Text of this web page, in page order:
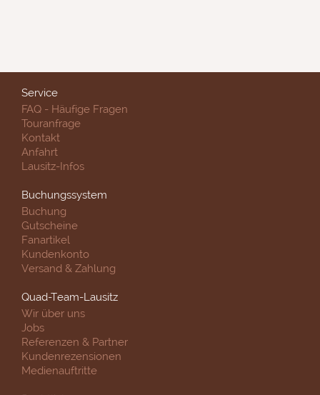
Service
FAQ - Häufige Fragen
Touranfrage
Kontakt
Anfahrt
Lausitz-Infos
Buchungssystem
Buchung
Gutscheine
Fanartikel
Kundenkonto
Versand & Zahlung
Quad-Team-Lausitz
Wir über uns
Jobs
Referenzen & Partner
Kundenrezensionen
Medienauftritte